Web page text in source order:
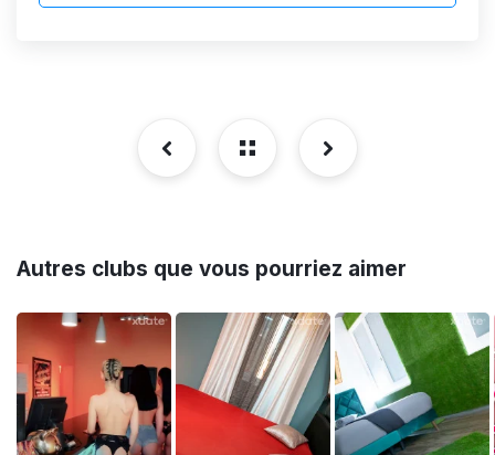
Autres clubs que vous pourriez aimer